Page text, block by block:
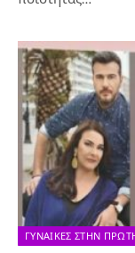
ΓΥΝΑΊΚΕΣ ΣΤΗΝ